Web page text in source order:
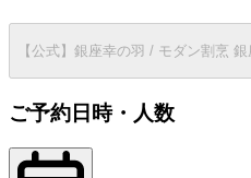
【公式】銀座幸の羽 / モダン割烹
ご予約日時・人数